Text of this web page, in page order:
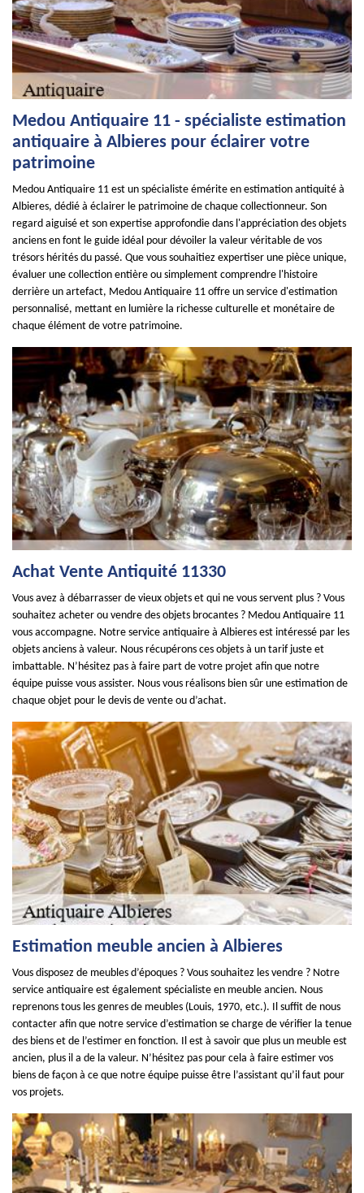
Medou Antiquaire 11 - spécialiste estimation
antiquaire à Albieres pour éclairer votre
patrimoine
Medou Antiquaire 11 est un spécialiste émérite en estimation antiquité à
Albieres, dédié à éclairer le patrimoine de chaque collectionneur. Son
regard aiguisé et son expertise approfondie dans l'appréciation des objets
anciens en font le guide idéal pour dévoiler la valeur véritable de vos
trésors hérités du passé. Que vous souhaitiez expertiser une pièce unique,
évaluer une collection entière ou simplement comprendre l'histoire
derrière un artefact, Medou Antiquaire 11 offre un service d'estimation
personnalisé, mettant en lumière la richesse culturelle et monétaire de
chaque élément de votre patrimoine.
Achat Vente Antiquité 11330
Vous avez à débarrasser de vieux objets et qui ne vous servent plus ? Vous
souhaitez acheter ou vendre des objets brocantes ? Medou Antiquaire 11
vous accompagne. Notre service antiquaire à Albieres est intéressé par les
objets anciens à valeur. Nous récupérons ces objets à un tarif juste et
imbattable. N’hésitez pas à faire part de votre projet afin que notre
équipe puisse vous assister. Nous vous réalisons bien sûr une estimation de
chaque objet pour le devis de vente ou d’achat.
Estimation meuble ancien à Albieres
Vous disposez de meubles d’époques ? Vous souhaitez les vendre ? Notre
service antiquaire est également spécialiste en meuble ancien. Nous
reprenons tous les genres de meubles (Louis, 1970, etc.). Il suffit de nous
contacter afin que notre service d’estimation se charge de vérifier la tenue
des biens et de l’estimer en fonction. Il est à savoir que plus un meuble est
ancien, plus il a de la valeur. N’hésitez pas pour cela à faire estimer vos
biens de façon à ce que notre équipe puisse être l’assistant qu’il faut pour
vos projets.